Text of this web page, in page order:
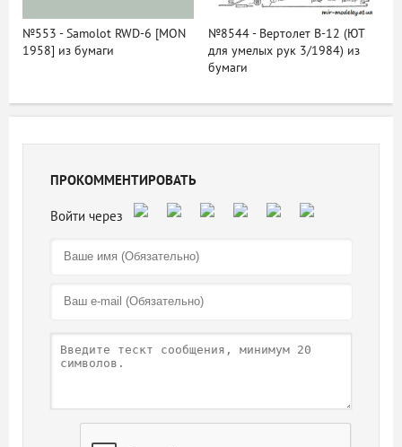
№553 - Samolot RWD-6 [MON
1958] из бумаги
№8544 - Вертолет В-12 (ЮТ
для умелых рук 3/1984) из
бумаги
ПРОКОММЕНТИРОВАТЬ